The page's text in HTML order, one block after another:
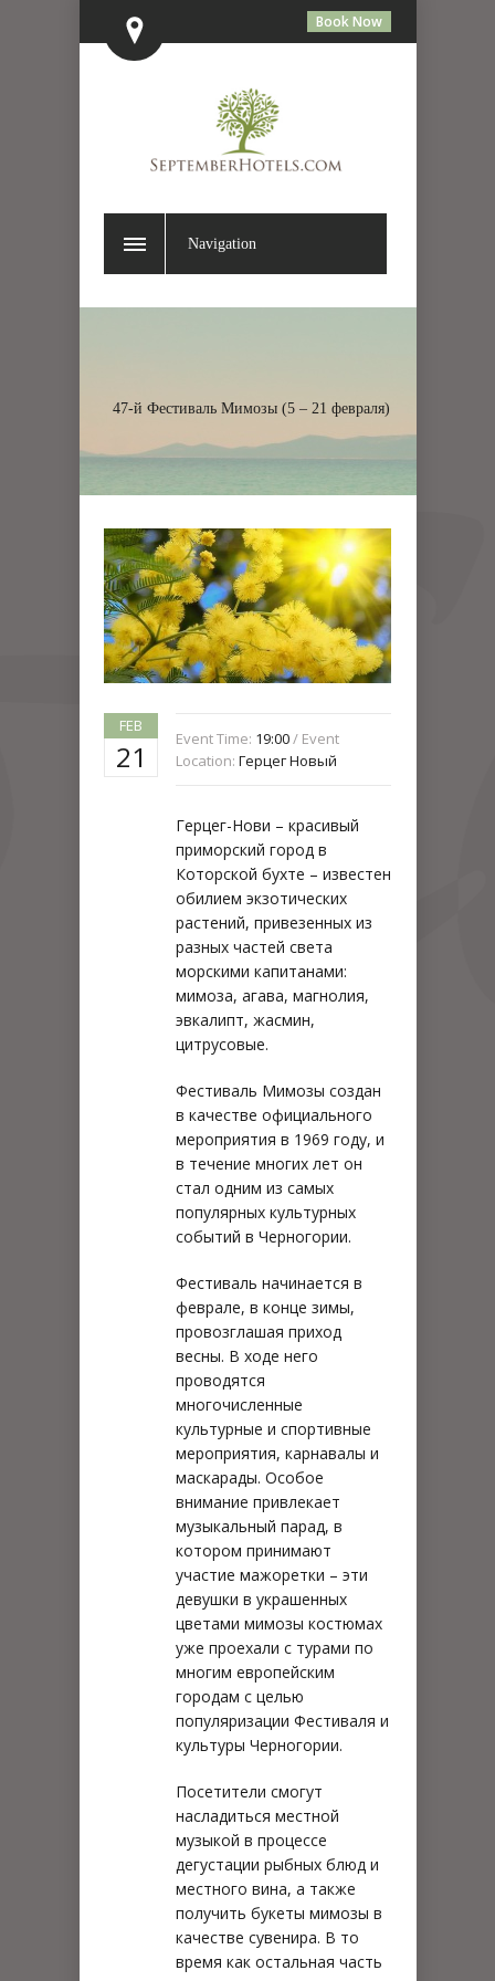
Book Now
Navigation
47-й Фестиваль Мимозы (5 – 21 февраля)
FEB
21 Event Time: 19:00/ Event
Location: Герцег Новый
Герцег-Нови – красивый
приморский город в
Которской бухте – известен
обилием экзотических
растений, привезенных из
разных частей света
морскими капитанами:
мимоза, агава, магнолия,
эвкалипт, жасмин,
цитрусовые.
Фестиваль Мимозы создан
в качестве официального
мероприятия в 1969 году, и
в течение многих лет он
стал одним из самых
популярных культурных
событий в Черногории.
Фестиваль начинается в
феврале, в конце зимы,
провозглашая приход
весны. В ходе него
проводятся
многочисленные
культурные и спортивные
мероприятия, карнавалы и
маскарады. Особое
внимание привлекает
музыкальный парад, в
котором принимают
участие мажоретки – эти
девушки в украшенных
цветами мимозы костюмах
уже проехали с турами по
многим европейским
городам с целью
популяризации Фестиваля и
культуры Черногории.
Посетители смогут
насладиться местной
музыкой в процессе
дегустации рыбных блюд и
местного вина, а также
получить букеты мимозы в
качестве сувенира. В то
время как остальная часть